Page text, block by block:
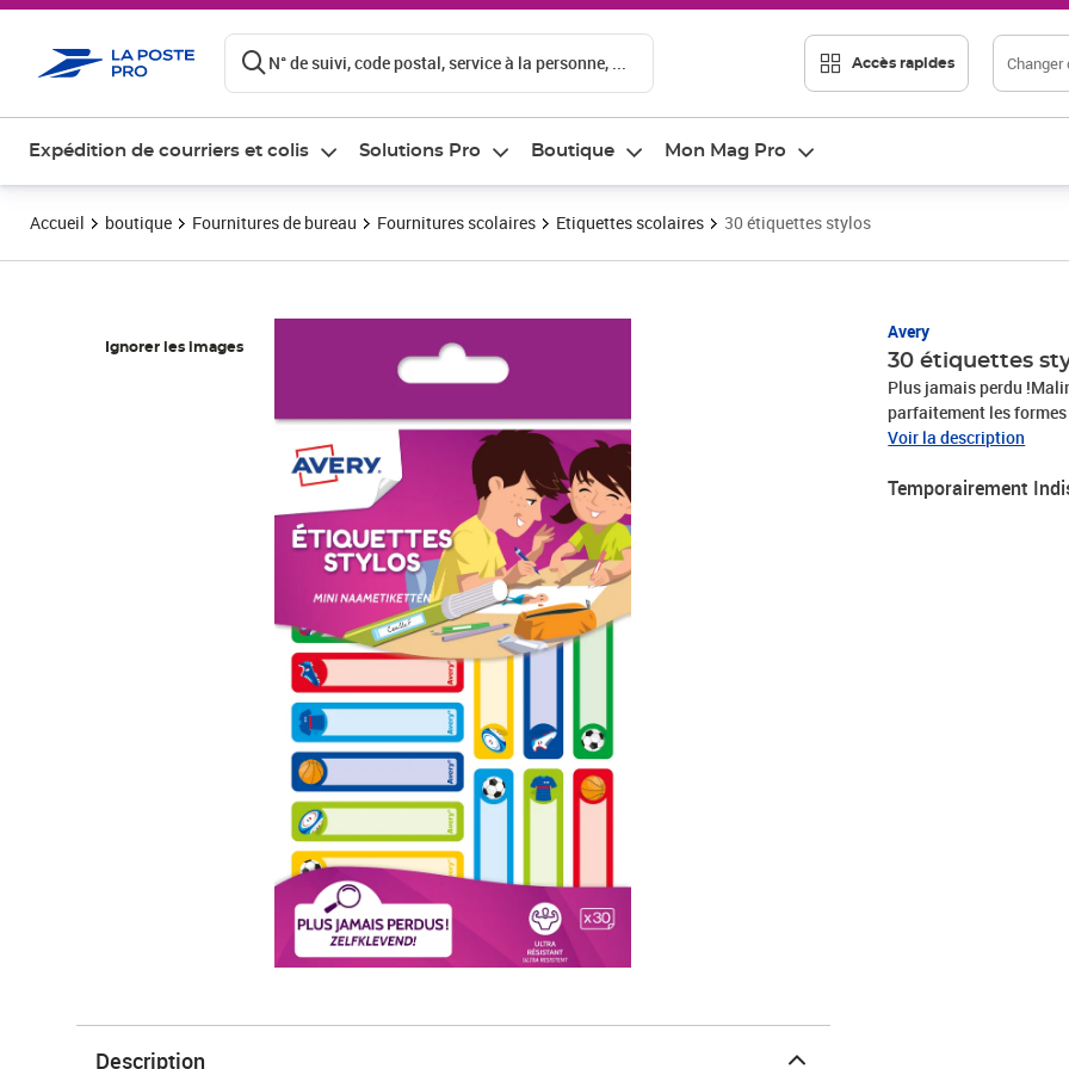
N° de suivi, code postal, service à la personne, ... Accès rapides Changer
Expédition de courriers et colis Solutions Pro Boutique Mon Mag Pro
Accueil boutique Fournitures de bureau Fournitures scolaires Etiquettes scolaires 30 étiquettes stylos
Ignorer les images
Avery
30 étiquettes
Plus jamais perdu
parfaitement les
(même dans le cartable,
du petit dernier sera (à
journée et à revenir à
Voir la description
Temporairement
Description